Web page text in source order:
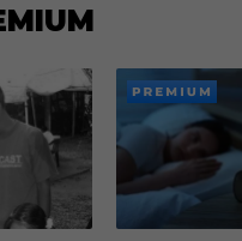
PREMI
UM